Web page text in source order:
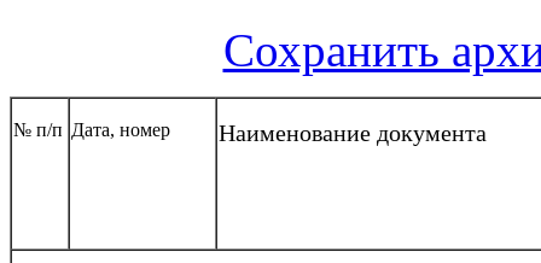
Сохранить
№ п/п Дата, номер Наименование документа